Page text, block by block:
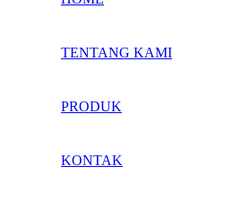
TENTANG KAMI
PRODUK
KONTAK